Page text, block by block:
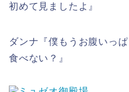
初めて見ましたよ』
ダンナ『僕もうお腹いっ
食べない？』